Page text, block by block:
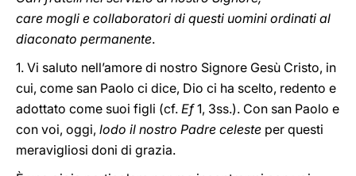
care mogli e collaboratori di questi uomini ordinati al
diaconato permanente.
1. Vi saluto nell’amore di nostro Signore Gesù Cristo, in
cui, come san Paolo ci dice, Dio ci ha scelto, redento e
adottato come suoi figli (cf. Ef1, 3ss.). Con san Paolo e
con voi, oggi, lodo il nostro Padre celeste per questi
meravigliosi doni di grazia.